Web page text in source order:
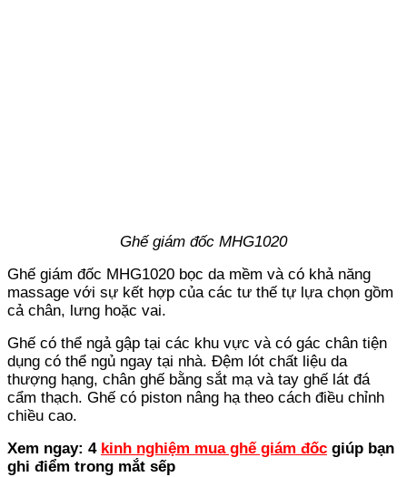
Ghế giám đốc MHG1020
Ghế giám đốc MHG1020 bọc da mềm và có khả năng
massage với sự kết hợp của các tư thế tự lựa chọn gồm
cả chân, lưng hoặc vai.
Ghế có thể ngả gập tại các khu vực và có gác chân tiện
dụng có thể ngủ ngay tại nhà. Đệm lót chất liệu da
thượng hạng, chân ghế bằng sắt mạ và tay ghế lát đá
cẩm thạch. Ghế có piston nâng hạ theo cách điều chỉnh
chiều cao.
Xem ngay: 4 kinh nghiệm mua ghế giám đốc giúp bạn
ghi điểm trong mắt sếp